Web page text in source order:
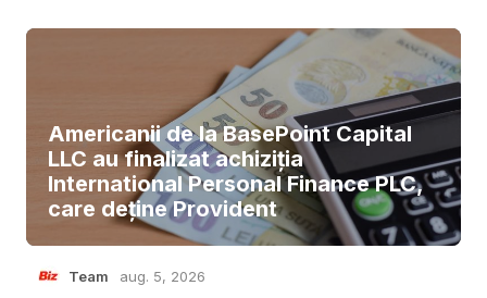
Americanii de la BasePoint Capital
LLC au finalizat achiziția
International Personal Finance PLC,
care deține Provident
Team aug. 5, 2026